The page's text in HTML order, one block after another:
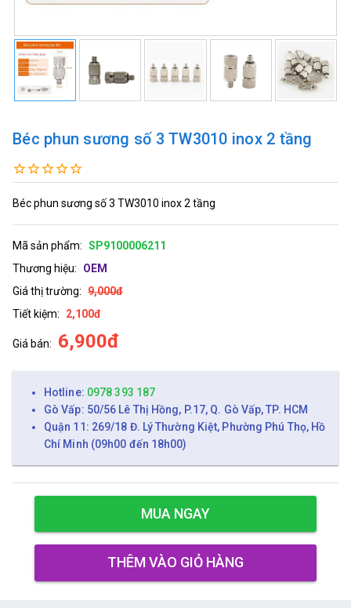
Béc phun sương số 3 TW3010 inox 2 tầng
Béc phun sương số 3 TW3010 inox 2 tầng
Mã sản phẩm: SP9100006211
Thương hiệu:
OEM
Giá thị trường: 9,000đ
Tiết kiệm:
2,100đ
Giá bán: 6,900đ
Hotline: 0978 393 187
Gò Vấp: 50/56 Lê Thị Hồng, P.17, Q. Gò Vấp, TP. HCM
Quận 11: 269/18 Đ. Lý Thường Kiệt, Phường Phú Thọ, Hồ
Chí Minh (09h00 đến 18h00)
MUA NGAY
THÊM VÀO GIỎ HÀNG